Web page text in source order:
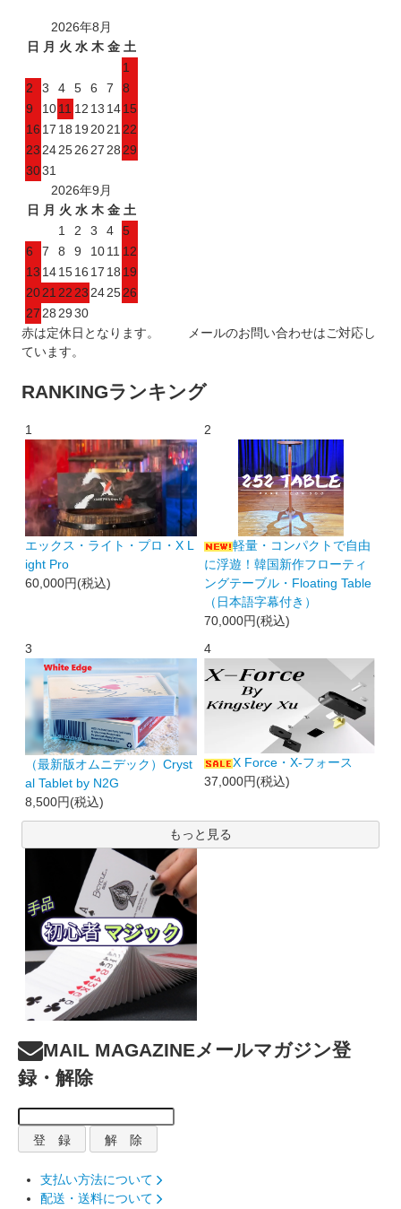
2026年8月
日 月 火 水 木 金 土
1
2
3 4 5 6 7
8
9
1011 12 13 1415
16 17 18 19202122
23242526272829
3031
2026年9月
日 月 火 水 木 金 土
1
2 3 4
5
6
7 8 9 1011 12
13 141516 17 18 19
20212223242526
27282930
赤は定休日となります。 メールのお問い合わせはご対応し
ています。
RANKINGランキング
1
エックス・ライト・プロ・X L
ight Pro
60,000円(税込)
2
軽量・コンパクトで自由
に浮遊！韓国新作フローティ
ングテーブル・Floating Table
（日本語字幕付き）
70,000円(税込)
3
（最新版オムニデック）Cryst
al Tablet by N2G
8,500円(税込)
4
X Force・X-フォース
37,000円(税込)
もっと見る
MAIL MAGAZINEメールマガジン登
録・解除
支払い方法について
配送・送料について